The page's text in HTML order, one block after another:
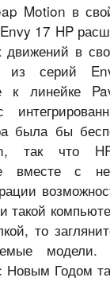
Motion в
17 HP
движений в
из серий
к линейке
была бы
так что
вместе с
такой
то
Годом